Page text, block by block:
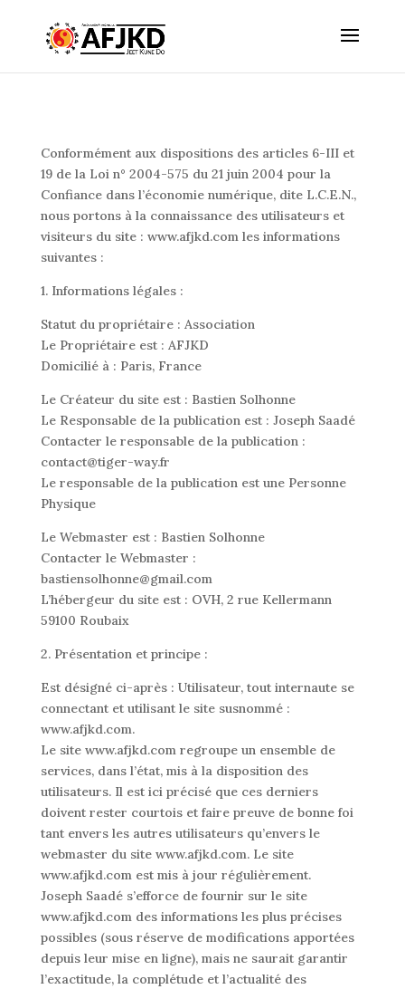
Conformément aux dispositions des articles 6-III et
19 de la Loi n° 2004-575 du 21 juin 2004 pour la
Confiance dans l’économie numérique, dite L.C.E.N.,
nous portons à la connaissance des utilisateurs et
visiteurs du site : www.afjkd.com les informations
suivantes :
1. Informations légales :
Statut du propriétaire : Association
Le Propriétaire est : AFJKD
Domicilié à : Paris, France
Le Créateur du site est : Bastien Solhonne
Le Responsable de la publication est : Joseph Saadé
Contacter le responsable de la publication :
contact@tiger-way.fr
Le responsable de la publication est une Personne
Physique
Le Webmaster est : Bastien Solhonne
Contacter le Webmaster :
bastiensolhonne@gmail.com
L’hébergeur du site est : OVH, 2 rue Kellermann
59100 Roubaix
2. Présentation et principe :
Est désigné ci-après : Utilisateur, tout internaute se
connectant et utilisant le site susnommé :
www.afjkd.com.
Le site www.afjkd.com regroupe un ensemble de
services, dans l’état, mis à la disposition des
utilisateurs. Il est ici précisé que ces derniers
doivent rester courtois et faire preuve de bonne foi
tant envers les autres utilisateurs qu’envers le
webmaster du site www.afjkd.com. Le site
www.afjkd.com est mis à jour régulièrement.
Joseph Saadé s’efforce de fournir sur le site
www.afjkd.com des informations les plus précises
possibles (sous réserve de modifications apportées
depuis leur mise en ligne), mais ne saurait garantir
l’exactitude, la complétude et l’actualité des